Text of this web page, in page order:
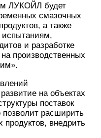
ЛУКОЙЛ будет
смазочных
а также
испытаниям,
и разработке
производственных
на объектах
поставок
расширить
продуктов, внедрить